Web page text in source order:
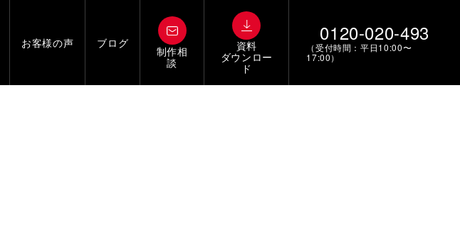
お客様の声 ブログ
制作相
談
資料
ダウンロー
ド
0120-020-493
（受付時間：平日10:00〜
17:00）